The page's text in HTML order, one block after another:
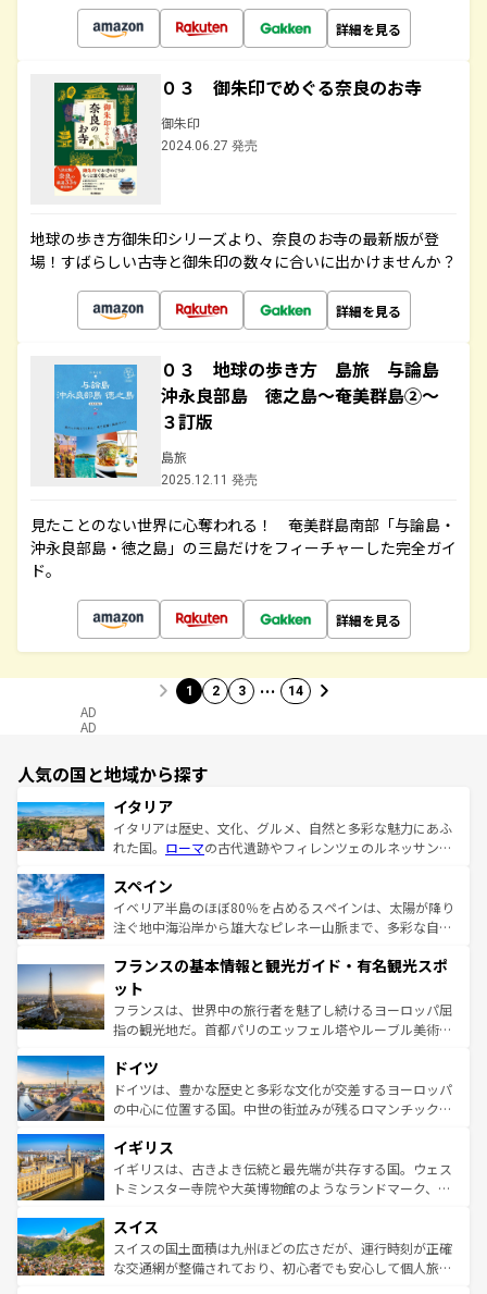
詳細を見る
０３ 御朱印でめぐる奈良のお寺
御朱印
2024.06.27 発売
地球の歩き方御朱印シリーズより、奈良のお寺の最新版が登
場！すばらしい古寺と御朱印の数々に合いに出かけませんか？
詳細を見る
０３ 地球の歩き方 島旅 与論島
沖永良部島 徳之島～奄美群島②～
３訂版
島旅
2025.12.11 発売
見たことのない世界に心奪われる！ 奄美群島南部「与論島・
沖永良部島・徳之島」の三島だけをフィーチャーした完全ガイ
ド。
詳細を見る
1 2 3 … 14
AD
AD
人気の国と地域から探す
イタリア
イタリアは歴史、文化、グルメ、自然と多彩な魅力にあふ
れた国。 ローマの古代遺跡やフィレンツェのルネッサンス
ろん、トスカーナの美しい田園風景やアマルフィ海岸の絶
景など、自然景観も見逃せない。観光の合間には、本場の
ピザやパスタなど、絶品のイタリア料理を堪能することも
ませてくれるイタリアで、忘れられない旅をしてみよう！
なお、新着のイタリア情報は
しい。
スペイン
イベリア半島のほぼ80％を占めるスペインは、太陽が降り
注ぐ地中海沿岸から雄大なピレネー山脈まで、多彩な自然
文化が根付くこの国では、情熱的なフラメンコ、熱気あふ
れる闘牛、そして美味しいタパスが生活の一部となってい
る。首都マドリードの洗練された雰囲気や、バルセロナの
アートに溢れた街角から、地方では古代ローマ遺跡や中世
せる。地方によって風土や気候が異なるスペインはその個
性で訪れる人を魅了する。 なお、新着のスペイン情報は コ
ンテンツ一覧を参照してほしい。
フランスの基本情報と観光ガイド・有名観光スポ
ット
フランスは、世界中の旅行者を魅了し続けるヨーロッパ屈
指の観光地だ。首都パリのエッフェル塔やルーブル美術館
で、幅広い魅力が詰まっている。華麗な宮殿、歴史的な大
聖堂、美しいビーチ、そして豊かな自然が、訪れる者を心
から魅了する。また、フランスは美食の国としても知ら
いる。シャンパンの発祥地であるランス、プロヴァンスの
香り高いラベンダー畑など、多彩な楽しみ方が可能だ。さ
らに、パリ以外の地域にも魅力が溢れており、どの街角に
れる地方に足を運ぶとそれぞれで全く異なる文化を体験で
きるだろう。 なお、新着のフランス情報はコンテンツ一覧
を参照してほしい。
ドイツ
ドイツは、豊かな歴史と多彩な文化が交差するヨーロッパ
の中心に位置する国。中世の街並みが残るロマンチック街
顔を持つこの国は、どこを歩いても飽きることがない。ベ
ルリンの文化的活気、バイエルン州のアルプスの絶景、そ
してライン川沿いのワイン畑といった風景は必見。ビール
は、お酒好きな人にはぜひ体験してほしい。 なお、新着の
ドイツ情報はコンテンツ一覧を参照してほしい。
イギリス
イギリスは、古きよき伝統と最先端が共存する国。ウェス
トミンスター寺院や大英博物館のようなランドマーク、歴
リアごとに異なる魅力がある。また、優雅なアフタヌーン
ティー、ビール好きにはたまらない英国パブ、サッカー観
戦など、本場だからこそできる体験も豊富。イギリスを旅
スイス
スイスの国土面積は九州ほどの広さだが、運行時刻が正確
な交通網が整備されており、初心者でも安心して個人旅行